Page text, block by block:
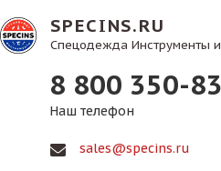
SPECINS.RU
Спецодежда Инструменты
8 800 350-
Наш телефон
sales@specins.ru